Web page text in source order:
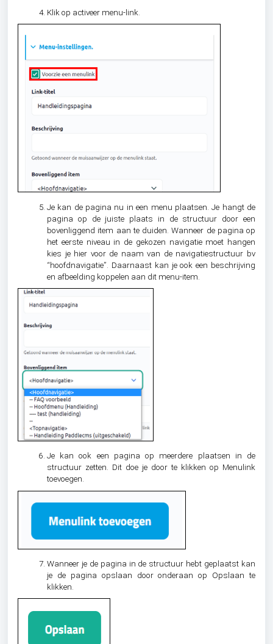
Klik op activeer menu-link.
Je kan de pagina nu in een menu plaatsen. Je hangt de
pagina op de juiste plaats in de structuur door een
bovenliggend item aan te duiden. Wanneer de pagina op
het eerste niveau in de gekozen navigatie moet hangen
kies je hier voor de naam van de navigatiestructuur bv
“hoofdnavigatie”. Daarnaast kan je ook een beschrijving
en afbeelding koppelen aan dit menu-item.
Je kan ook een pagina op meerdere plaatsen in de
structuur zetten. Dit doe je door te klikken op Menulink
toevoegen.
Wanneer je de pagina in de structuur hebt geplaatst kan
je de pagina opslaan door onderaan op Opslaan te
klikken.